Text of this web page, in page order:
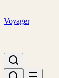
Voyager